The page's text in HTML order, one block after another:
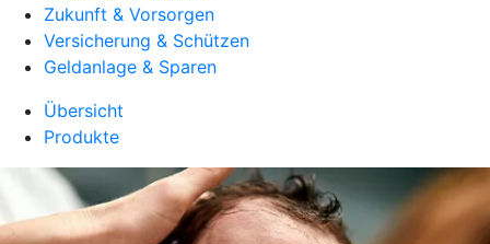
Zukunft & Vorsorgen
Versicherung & Schützen
Geldanlage & Sparen
Übersicht
Produkte